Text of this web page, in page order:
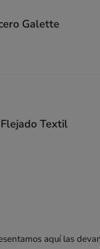
Galette
Textil
aquí las